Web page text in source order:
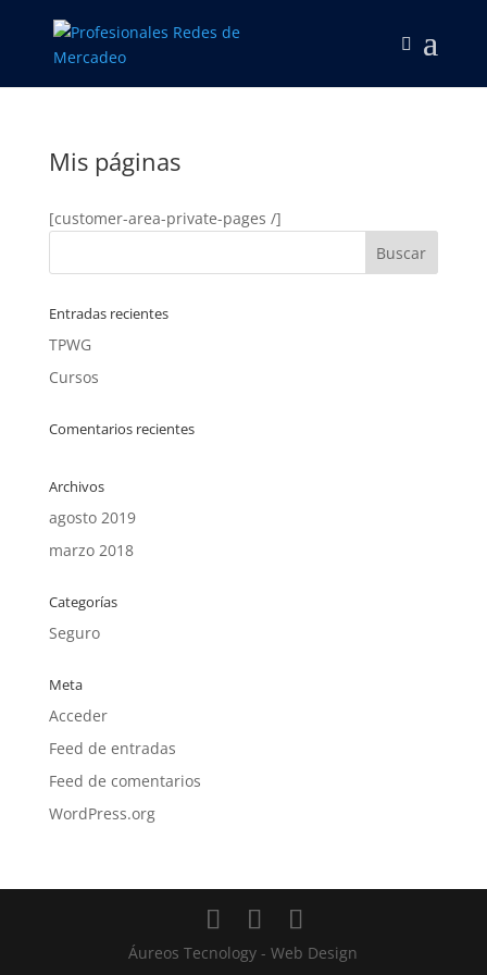
Mis páginas
[customer-area-private-pages /]
Entradas recientes
TPWG
Cursos
Comentarios recientes
Archivos
agosto 2019
marzo 2018
Categorías
Seguro
Meta
Acceder
Feed de entradas
Feed de comentarios
WordPress.org
Áureos Tecnology - Web Design